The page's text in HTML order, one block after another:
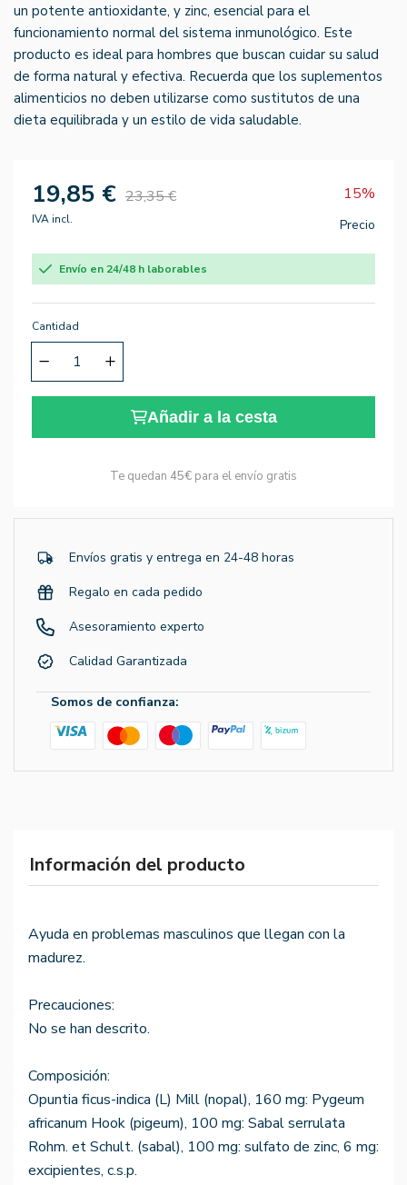
un potente antioxidante, y zinc, esencial para el
funcionamiento normal del sistema inmunológico. Este
producto es ideal para hombres que buscan cuidar su salud
de forma natural y efectiva. Recuerda que los suplementos
alimenticios no deben utilizarse como sustitutos de una
dieta equilibrada y un estilo de vida saludable.
19,85 € 23,35 € 15%
IVA incl. Precio
Envío en 24/48 h laborables
Cantidad
Añadir a la cesta
Te quedan 45€ para el envío gratis
Envíos gratis y entrega en 24-48 horas
Regalo en cada pedido
Asesoramiento experto
Calidad Garantizada
Somos de confianza:
Información del producto
Ayuda en problemas masculinos que llegan con la
madurez.
Precauciones:
No se han descrito.
Composición:
Opuntia ficus-indica (L) Mill (nopal), 160 mg: Pygeum
africanum Hook (pigeum), 100 mg: Sabal serrulata
Rohm. et Schult. (sabal), 100 mg: sulfato de zinc, 6 mg:
excipientes, c.s.p.